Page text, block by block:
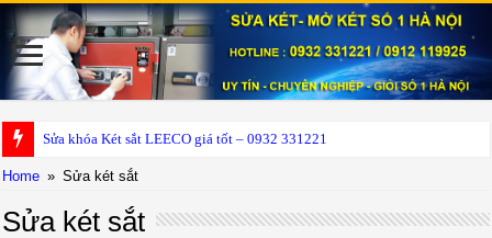
Home » Sửa két sắt
Sửa két sắt